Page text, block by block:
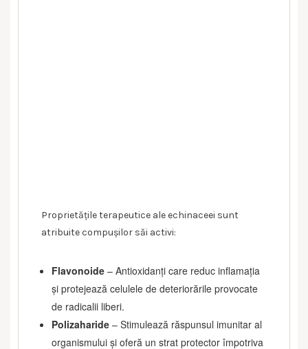
Proprietățile terapeutice ale echinaceei sunt
atribuite compușilor săi activi:
Flavonoide – Antioxidanți care reduc inflamația
și protejează celulele de deteriorările provocate
de radicalii liberi.
Polizaharide – Stimulează răspunsul imunitar al
organismului și oferă un strat protector împotriva